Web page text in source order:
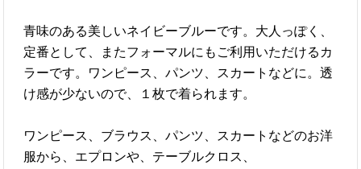
青味のある美しいネイビーブルーです。大人っぽく、
定番として、またフォーマルにもご利用いただけるカ
ラーです。ワンピース、パンツ、スカートなどに。透
け感が少ないので、１枚で着られます。
ワンピース、ブラウス、パンツ、スカートなどのお洋
服から、エプロンや、テーブルクロス、